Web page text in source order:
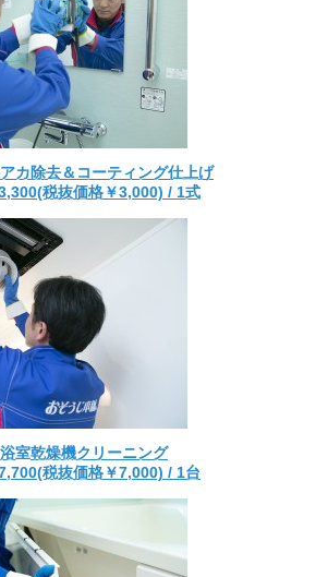
カ除去＆コーティング仕上げ
税抜価格￥3,000) / 1式
浴室乾燥機クリーニング
税抜価格￥7,000) / 1台